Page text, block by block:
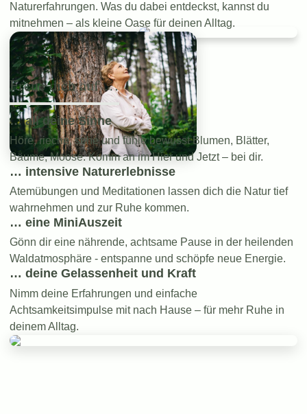
Naturerfahrungen. Was du dabei entdeckst, kannst du
mitnehmen – als kleine Oase für deinen Alltag.
Freue dich auf …
… all deine Sinne
Höre, rieche, sehe und fühle bewusst Blumen, Blätter,
Bäume, Moose. Komm an im Hier und Jetzt – bei dir.
… intensive Naturerlebnisse
Atemübungen und Meditationen lassen dich die Natur tief
wahrnehmen und zur Ruhe kommen.
… eine MiniAuszeit
Gönn dir eine nährende, achtsame Pause in der heilenden
Waldatmosphäre - entspanne und schöpfe neue Energie.
… deine Gelassenheit und Kraft
Nimm deine Erfahrungen und einfache
Achtsamkeitsimpulse mit nach Hause – für mehr Ruhe in
deinem Alltag.